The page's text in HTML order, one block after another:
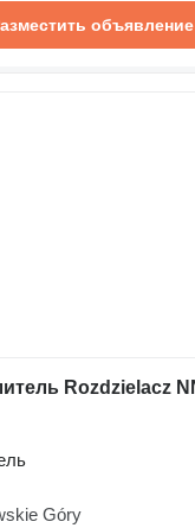
объявление
Góry